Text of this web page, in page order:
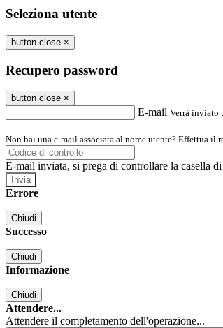
Seleziona utente
button close ×
Recupero password
button close ×
E-mail Verrà inviato
Non hai una e-mail associata al nome utente? Effettua il
E-mail inviata, si prega di controllare la casella
Errore
Chiudi
Successo
Chiudi
Informazione
Chiudi
Attendere...
Attendere il completamento dell'operazione...